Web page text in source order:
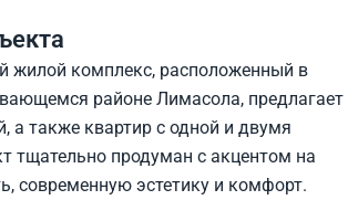
жилой комплекс, расположенный в
районе Лимасола, предлагает
а также квартир с одной и двумя
тщательно продуман с акцентом на
современную эстетику и комфорт.